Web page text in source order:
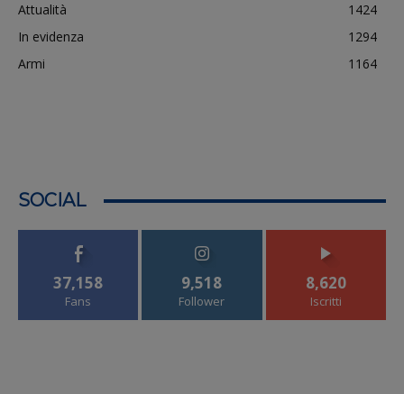
Attualità
1424
In evidenza
1294
Armi
1164
SOCIAL
37,158
Fans
9,518
Follower
8,620
Iscritti